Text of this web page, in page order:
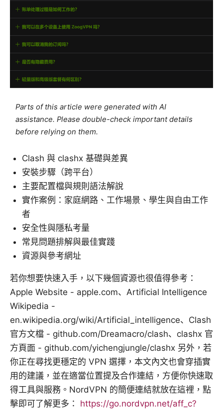
Parts of this article were generated with AI
assistance. Please double-check important details
before relying on them.
Clash 與 clashx 基礎與差異
安裝步驟（跨平台）
主要配置檔與規則語法解說
實作案例：家庭網路、工作場景、學生與自由工作
者
安全性與隱私考量
常見問題排解與最佳實踐
資源與參考網址
若你想要快速入手，以下幾個資源也很值得參考：
Apple Website - apple.com、Artificial Intelligence
Wikipedia -
en.wikipedia.org/wiki/Artificial_intelligence、Clash
官方文檔 - github.com/Dreamacro/clash、clashx 官
方頁面 - github.com/yichengjungle/clashx 另外，若
你正在尋找更穩定的 VPN 選擇，本文內文也會穿插實
用的建議，並在適當位置提及合作連結，方便你快速取
得工具與服務。NordVPN 的簡便連結就放在這裡，點
擊即可了解更多： https://go.nordvpn.net/aff_c?